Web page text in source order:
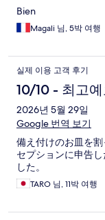
Bien
Magali 님, 5박 여행
실제 이용 고객 후기
10/10 - 최고
2026년 5월 29일
Google 번역 보기
備え付けのお皿を
セプションに申告
した。
TARO 님, 11박 여행